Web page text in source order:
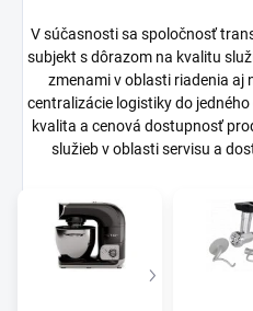
V súčasnosti sa spoločnosť
subjekt s dôrazom na kvalitu
zmenami v oblasti riadenia aj
centralizácie logistiky do
kvalita a cenová dostupnosť
služieb v oblasti servisu a